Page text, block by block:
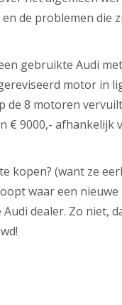
de problemen die
gebruikte Audi
motor in
de 8 motoren
€ 9000,-
kopen? (want ze
waar een
dealer. Zo niet,